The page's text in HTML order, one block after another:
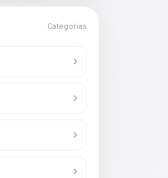
Categorias